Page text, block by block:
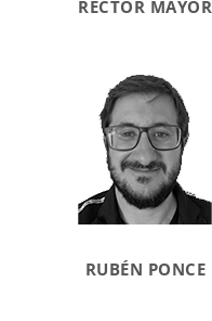
RECTOR MAYOR
RUBÉN PONCE